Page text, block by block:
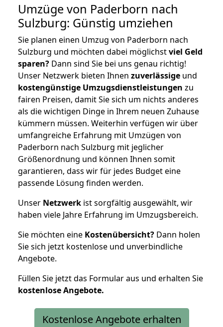
Umzüge von Paderborn nach
Sulzburg: Günstig umziehen
Sie planen einen Umzug von Paderborn nach
Sulzburg und möchten dabei möglichstviel Geld
sparen? Dann sind Sie bei uns genau richtig!
Unser Netzwerk bieten Ihnen zuverlässige und
kostengünstige Umzugsdienstleistungen zu
fairen Preisen, damit Sie sich um nichts anderes
als die wichtigen Dinge in Ihrem neuen Zuhause
kümmern müssen. Weiterhin verfügen wir über
umfangreiche Erfahrung mit Umzügen von
Paderborn nach Sulzburg mit jeglicher
Größenordnung und können Ihnen somit
garantieren, dass wir für jedes Budget eine
passende Lösung finden werden.
Unser Netzwerk ist sorgfältig ausgewählt, wir
haben viele Jahre Erfahrung im Umzugsbereich.
Sie möchten eine Kostenübersicht? Dann holen
Sie sich jetzt kostenlose und unverbindliche
Angebote.
Füllen Sie jetzt das Formular aus und erhalten Sie
kostenloseAngebote.
Kostenlose Angebote erhalten